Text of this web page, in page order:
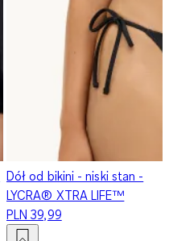
Dół od bikini - niski stan -
LYCRA® XTRA LIFE™
PLN 39,99